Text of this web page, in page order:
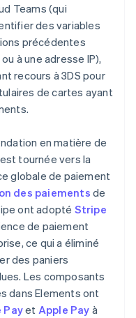
Teams (qui
des variables
précédentes
à une adresse IP),
recours à 3DS pour
de cartes ayant
en matière de
tournée vers la
globale de paiement
des paiements de
ont adopté Stripe
de paiement
ce qui a éliminé
des paniers
Les composants
dans Elements ont
Payet Apple Pay à